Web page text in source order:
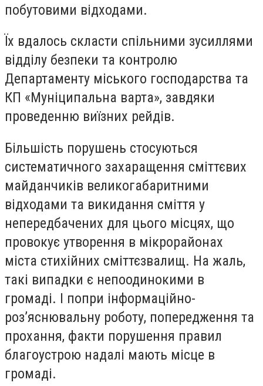
побутовими відходами.
Їх вдалось скласти спільними зусиллями
відділу безпеки та контролю
Департаменту міського господарства та
КП «Муніципальна варта», завдяки
проведенню виїзних рейдів.
Більшість порушень стосуються
систематичного захаращення сміттєвих
майданчиків великогабаритними
відходами та викидання сміття у
непередбачених для цього місцях, що
провокує утворення в мікрорайонах
міста стихійних сміттєзвалищ. На жаль,
такі випадки є непоодинокими в
громаді. І попри інформаційно-
роз’яснювальну роботу, попередження та
прохання, факти порушення правил
благоустрою надалі мають місце в
громаді.